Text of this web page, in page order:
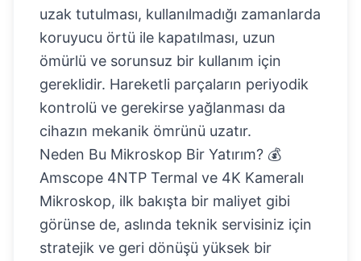
uzak tutulması, kullanılmadığı zamanlarda
koruyucu örtü ile kapatılması, uzun
ömürlü ve sorunsuz bir kullanım için
gereklidir. Hareketli parçaların periyodik
kontrolü ve gerekirse yağlanması da
cihazın mekanik ömrünü uzatır.
Neden Bu Mikroskop Bir Yatırım? 💰
Amscope 4NTP Termal ve 4K Kameralı
Mikroskop, ilk bakışta bir maliyet gibi
görünse de, aslında teknik servisiniz için
stratejik ve geri dönüşü yüksek bir